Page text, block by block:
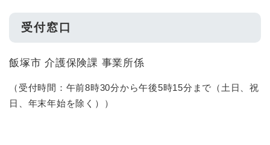
受付窓口
飯塚市 介護保険課 事業所係
（受付時間：午前8時30分から午後5時15分まで（土日、祝
日、年末年始を除く））